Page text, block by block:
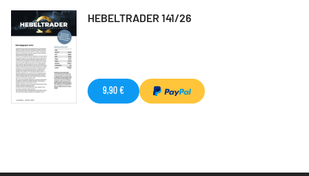
HEBELTRADER 141/26
9,90 €